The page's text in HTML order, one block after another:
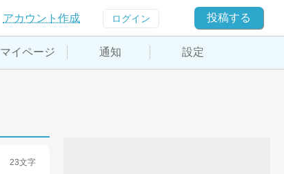
アカウント作成 ログイン 投稿する
マイページ 通知 設定
23文字